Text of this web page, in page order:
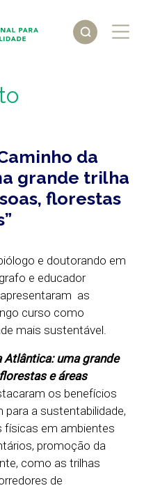
da
grande trilha
florestas
e doutorando em
e educador
as
curso como
mais sustentável.
Atlântica: uma grande
e áreas
os benefícios
a sustentabilidade,
físicas em ambientes
promoção da
como as trilhas
de